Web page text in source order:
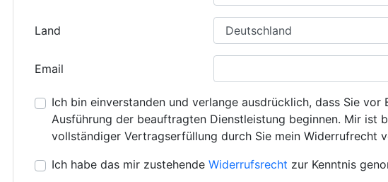
Land
Email
Ich bin einverstanden und verlange ausdrücklich, dass Sie
Ausführung der beauftragten Dienstleistung beginnen. Mir ist
vollständiger Vertragserfüllung durch Sie mein Widerrufrecht
Ich habe das mir zustehende Widerrufsrecht zur Kenntnis